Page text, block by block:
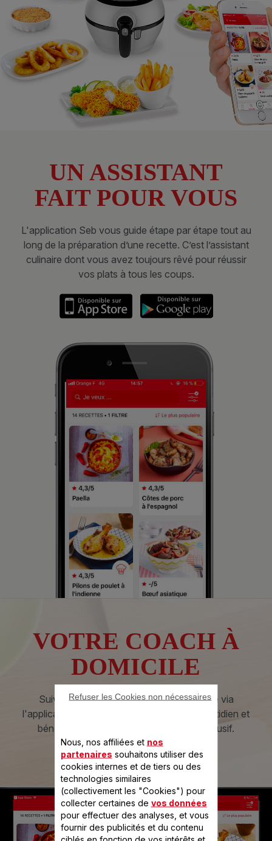
UN ASSISTANT
FAIT POUR VOUS
L'application Seb vous guide étape par étape tout au
long de la préparation d’une recette. C’est l’assistant
culinaire dont vous avez toujours rêvé pour réussir
vos plats à tous les coups.
VOTRE COACH À
DOMICILE
Suivez les conseils de notre diététicienne via
l'application pour manger bon et sain au quotidien et
bénéficier d'un coaching nutritionnel exclusif.
Nous, nos affiliées et nos
partenaires souhaitons utiliser des
cookies internes et de tiers ou des
technologies similaires
(collectivement les "Cookies") pour
collecter certaines de vos données
pour effectuer des analyses, et vous
fournir des publicités et du contenu
ciblés en fonction de vos intérêts et
Refuser les Cookies non nécessaires